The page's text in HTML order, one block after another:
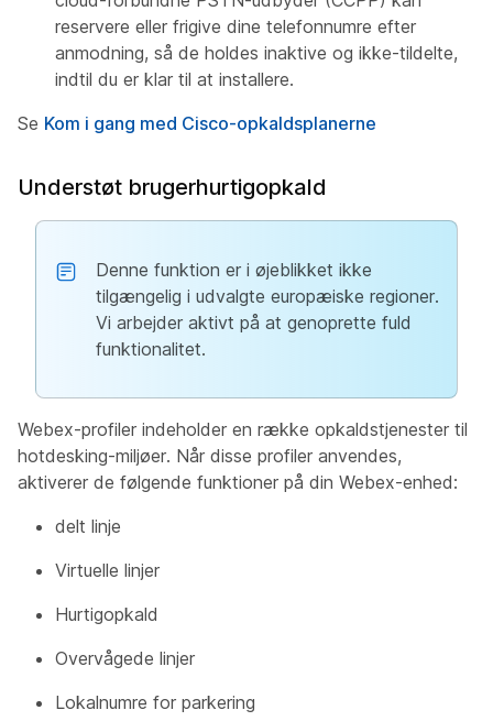
reservere eller frigive dine telefonnumre efter
anmodning, så de holdes inaktive og ikke-tildelte,
indtil du er klar til at installere.
Se Kom i gang med Cisco-opkaldsplanerne
Understøt brugerhurtigopkald
Denne funktion er i øjeblikket ikke
tilgængelig i udvalgte europæiske regioner.
Vi arbejder aktivt på at genoprette fuld
funktionalitet.
Webex-profiler indeholder en række opkaldstjenester til
hotdesking-miljøer. Når disse profiler anvendes,
aktiverer de følgende funktioner på din Webex-enhed:
delt linje
Virtuelle linjer
Hurtigopkald
Overvågede linjer
Lokalnumre for parkering